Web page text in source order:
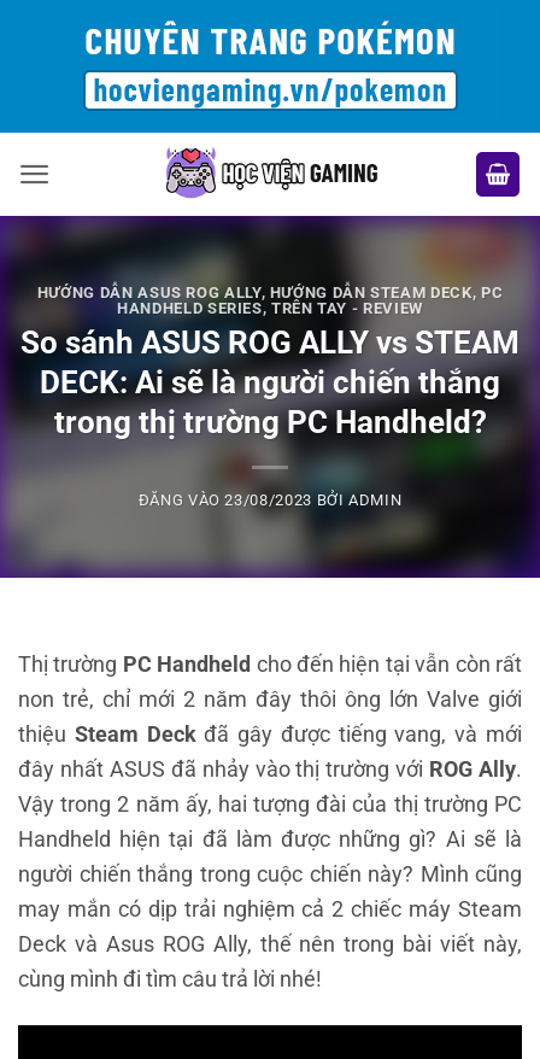
HƯỚNG DẪN ASUS ROG ALLY, HƯỚNG DẪN STEAM DECK, PC
HANDHELD SERIES, TRÊN TAY - REVIEW
So sánh ASUS ROG ALLY vs STEAM
DECK: Ai sẽ là người chiến thắng
trong thị trường PC Handheld?
ĐĂNG VÀO23/08/2023 BỞIADMIN
Thị trường PC Handheld cho đến hiện tại vẫn còn rất
non trẻ, chỉ mới 2 năm đây thôi ông lớn Valve giới
thiệu Steam Deckđã gây được tiếng vang, và mới
đây nhất ASUS đã nhảy vào thị trường với ROG Ally.
Vậy trong 2 năm ấy, hai tượng đài của thị trường PC
Handheld hiện tại đã làm được những gì? Ai sẽ là
người chiến thắng trong cuộc chiến này? Mình cũng
may mắn có dịp trải nghiệm cả 2 chiếc máy Steam
Deck và Asus ROG Ally, thế nên trong bài viết này,
cùng mình đi tìm câu trả lời nhé!